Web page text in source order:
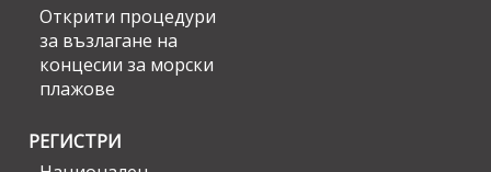
Открити процедури
за възлагане на
концесии за морски
плажове
РЕГИСТРИ